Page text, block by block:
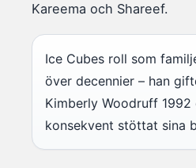
Kareema och Shareef.
Ice Cubes roll som
över decennier – han
Kimberly Woodruff 1992
konsekvent stöttat sina